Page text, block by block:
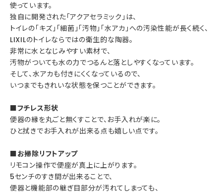
使っています。
独自に開発された「アクアセラミック」は、
トイレの「キズ」「細菌」「汚物」「水アカ」への汚染性能が長く続く、
LIXILのトイレならではの衛生的な陶器。
非常に水となじみやすい素材で、
汚物がついても水の力でつるんと落としやすくなっています。
そして、水アカも付きにくくなっているので、
いつまでもきれいな状態を保つことができます。
■フチレス形状
便器の縁を丸ごと無くすことで、お手入れが楽に。
ひと拭きでお手入れが出来る点も嬉しい点です。
■お掃除リフトアップ
リモコン操作で便座が真上に上がります。
5センチのすき間が出来ることで、
便器と機能部の継ぎ目部分が汚れてしまっても、